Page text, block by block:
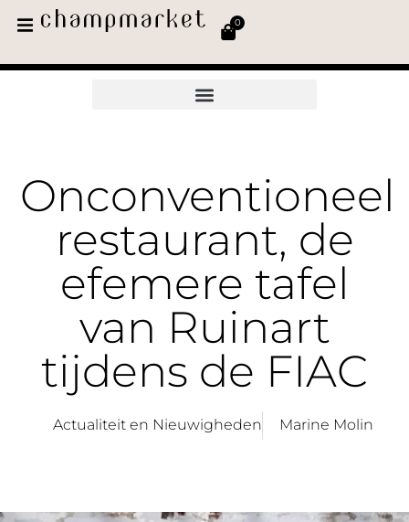
0
Onconventioneel
restaurant, de
efemere tafel
van Ruinart
tijdens de FIAC
Actualiteit en Nieuwigheden Marine Molin